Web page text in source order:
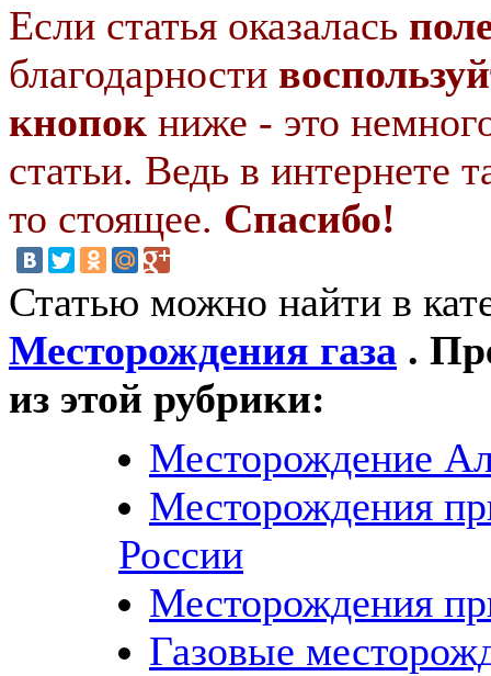
Если статья оказалась
благодарности
кнопок ниже - это
статьи. Ведь в интернете
то стоящее. Спасибо!
Статью можно найти в
Месторождения газа .
из этой рубрики:
Месторождение
Месторождения
России
Месторождения
Газовые